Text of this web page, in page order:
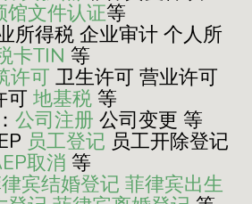
馆文件认证等
所得税 企业审计 个人所
卡TIN 等
许可 卫生许可 营业许可
可 地基税 等
公司注册 公司变更 等
员工登记 员工开除登记
取消 等
宾结婚登记 菲律宾出生